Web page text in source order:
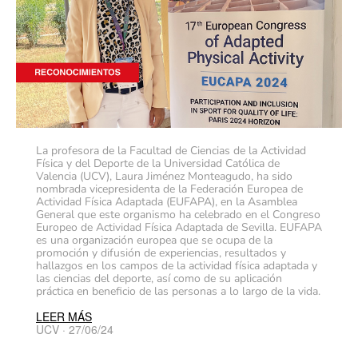
La profesora de la Facultad de Ciencias de la Actividad
Física y del Deporte de la Universidad Católica de
Valencia (UCV), Laura Jiménez Monteagudo, ha sido
nombrada vicepresidenta de la Federación Europea de
Actividad Física Adaptada (EUFAPA), en la Asamblea
General que este organismo ha celebrado en el Congreso
Europeo de Actividad Física Adaptada de Sevilla. EUFAPA
es una organización europea que se ocupa de la
promoción y difusión de experiencias, resultados y
hallazgos en los campos de la actividad física adaptada y
las ciencias del deporte, así como de su aplicación
práctica en beneficio de las personas a lo largo de la vida.
LEER MÁS
UCV · 27/06/24